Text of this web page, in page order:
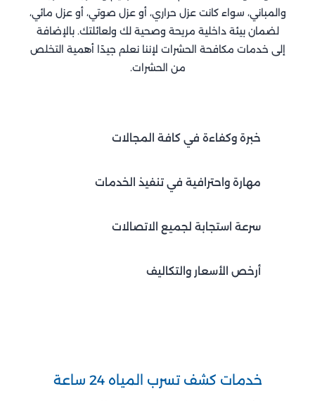
والمباني، سواء كانت عزل حراري، أو عزل صوتي، أو عزل مائي،
لضمان بيئة داخلية مريحة وصحية لك ولعائلتك. بالإضافة
إلى خدمات مكافحة الحشرات لإننا نعلم جيدًا أهمية التخلص
من الحشرات.
خبرة وكفاءة في كافة المجالات
مهارة واحترافية في تنفيذ الخدمات
سرعة استجابة لجميع الاتصالات
أرخص الأسعار والتكاليف
خدمات كشف تسرب المياه 24 ساعة